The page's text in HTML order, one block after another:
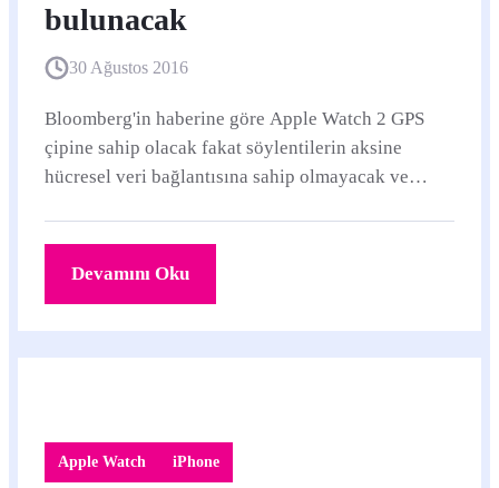
bulunacak
30 Ağustos 2016
Bloomberg'in haberine göre Apple Watch 2 GPS
çipine sahip olacak fakat söylentilerin aksine
hücresel veri bağlantısına sahip olmayacak ve
Devamını Oku
Apple Watch iPhone